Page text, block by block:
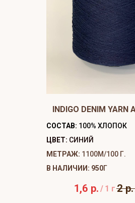
INDIGO DENIM YARN
СОСТАВ: 100% ХЛОПОК
ЦВЕТ: СИНИЙ
МЕТРАЖ: 1100М/100 Г.
В НАЛИЧИИ: 950Г
1,6 р. / 1 г2 р.